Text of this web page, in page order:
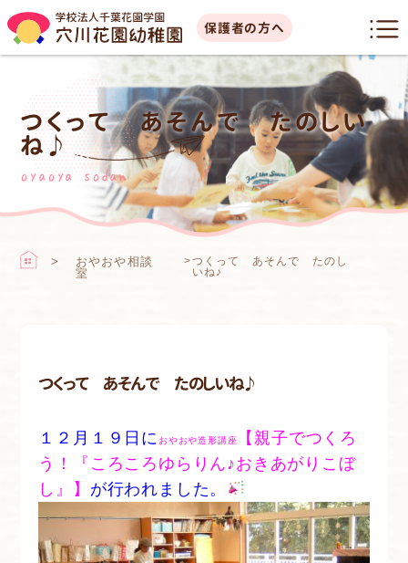
保護者の方へ
つくって あそんで たのしい
ね♪
oyaoya sodan
おやおや相談
室
>つくって あそんで たのし
いね♪
つくって あそんで たのしいね♪
１２月１９日におやおや造形講座
【親子でつくろ
う！『ころころゆらりん♪おきあがりこぼ
し』】 が行われました。